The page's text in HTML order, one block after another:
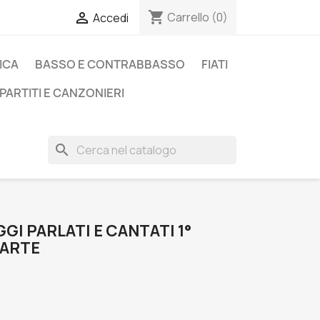
 Accedi shopping_cart Carrello (0)
BASSO E CONTRABBASSO
FIATI
E CANZONIERI
search
PARLATI E CANTATI 1°